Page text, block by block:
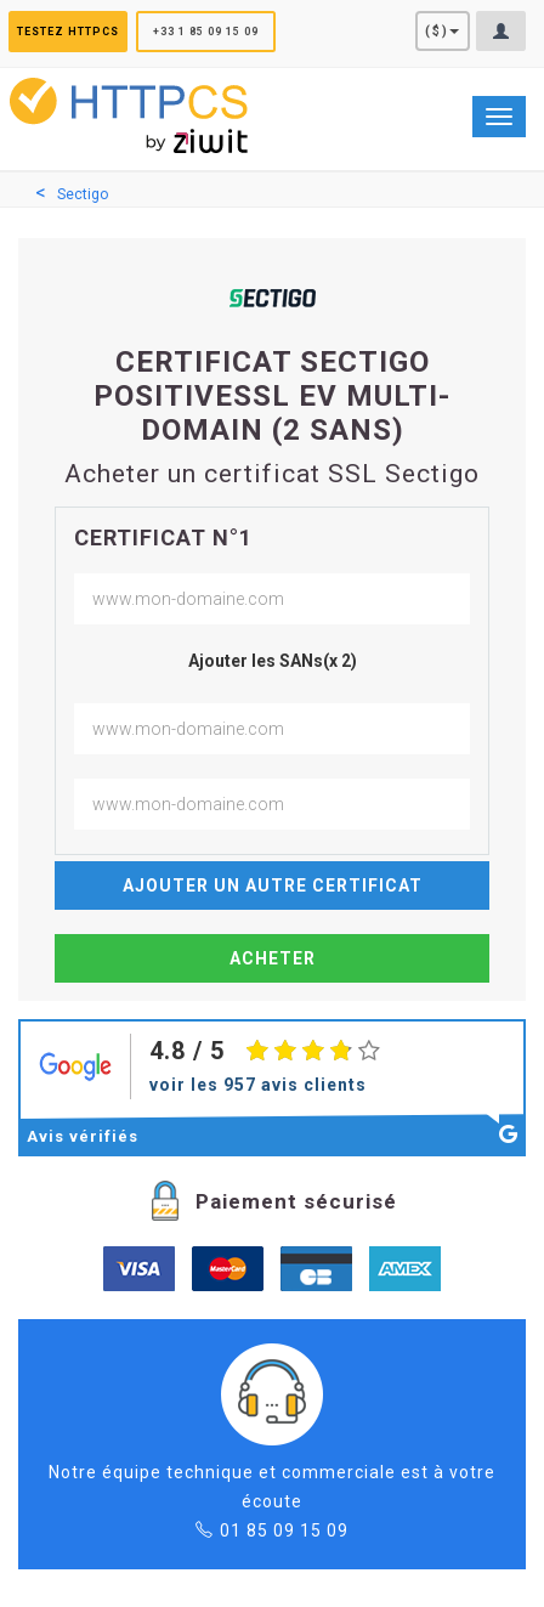
TESTEZ HTTPCS +33 1 85 09 15 09 ($)
Sectigo
CERTIFICAT SECTIGO
POSITIVESSL EV MULTI-
DOMAIN (2 SANS)
Acheter un certificat SSL Sectigo
CERTIFICAT N°1
Ajouter les SANs(x 2)
AJOUTER UN AUTRE CERTIFICAT
4.8 / 5
voir les 957 avis clients
Avis vérifiés
Paiement sécurisé
Notre équipe technique et commerciale est à votre
écoute
01 85 09 15 09
Panneau de gestion des cookies